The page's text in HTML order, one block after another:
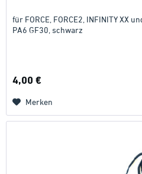
für FORCE, FORCE2, INFINITY XX
PA6 GF30, schwarz
4,00 €
Merken